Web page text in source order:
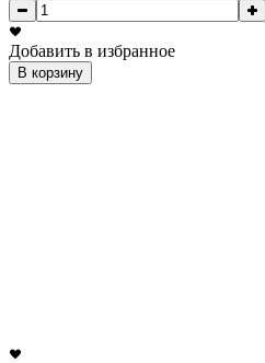
Добавить в избранное
В корзину